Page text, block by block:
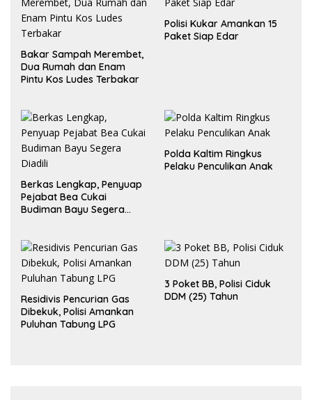
Bakar Sampah Merembet,
Dua Rumah dan Enam
Pintu Kos Ludes Terbakar
Polisi Kukar Amankan 15
Paket Siap Edar
Berkas Lengkap, Penyuap
Pejabat Bea Cukai
Budiman Bayu Segera
Polda Kaltim Ringkus
Pelaku Penculikan Anak
Residivis Pencurian Gas
Dibekuk, Polisi Amankan
Puluhan Tabung LPG
3 Poket BB, Polisi Ciduk
DDM (25) Tahun